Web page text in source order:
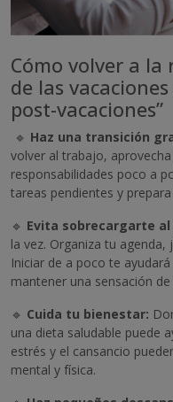
Cómo volver a
de las
post-vacaciones”
🔹 Haz una transición
volver al trabajo,
responsabilidades poco a
tareas pendientes y
🔹 Evita sobrecargarte
la vez. Organiza tu
Iniciar de a poco te
mantener una sensación de
🔹 Cuida tu bienestar:
una dieta saludable puede
estrés y el cansancio
mental y física.